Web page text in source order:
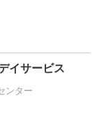
イサービス
ンター